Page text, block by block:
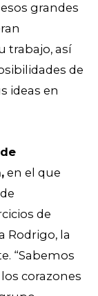
grandes
trabajo, así
de
ideas en
en el que
de
Rodrigo, la
“Sabemos
corazones